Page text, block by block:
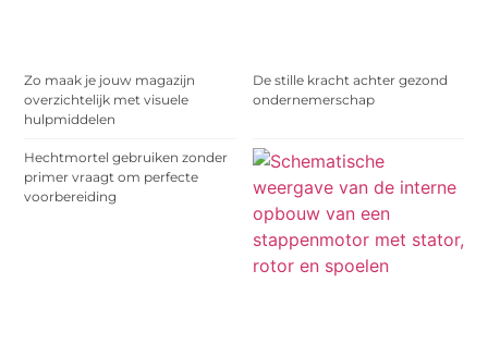
Zo maak je jouw magazijn
overzichtelijk met visuele
hulpmiddelen
De stille kracht achter gezond
ondernemerschap
Hechtmortel gebruiken zonder
primer vraagt om perfecte
voorbereiding